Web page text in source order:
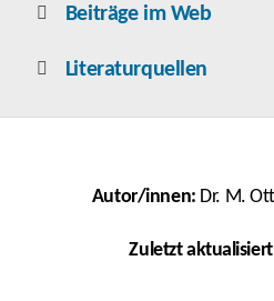
Beiträge im Web
Literaturquellen
Autor/innen: Dr. M.
Zuletzt